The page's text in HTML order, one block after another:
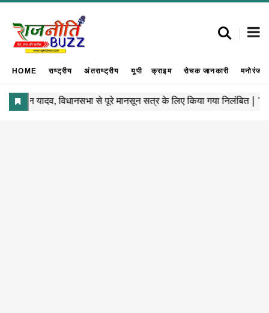
HOME राष्ट्रीय अंतराष्ट्रीय यूपी क्राइम रोचक जानकारी मनोरंजन